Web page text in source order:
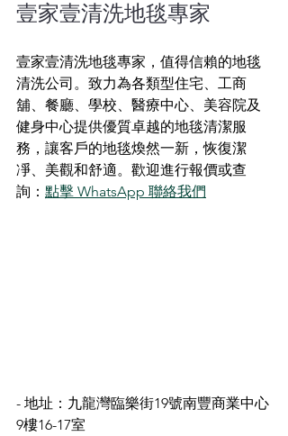
壹家壹清洗地毯專家
壹家壹清洗地毯專家，值得信賴的地毯
清洗公司。致力為各類型住宅、工商
舖、餐廳、學校、醫療中心、美容院及
健身中心提供優質卓越的地毯清潔服
務，讓客戶的地毯煥然一新，恢復潔
凈、美觀和舒適。歡迎進行報價或查
詢： 點擊 WhatsApp 聯絡我們
- 地址：九龍灣臨樂街19號南豐商業中心
9樓16-17室